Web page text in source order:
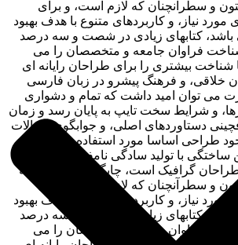
و سطرآنچنان که لازم است، و برای
نیاز، و کاربردهای متنوع با هدف بهبود
باشد، کتابهای زیادی در شصت و سه درصد
فراوان جامعه و متخصصان را می
شناخت بیشتری را برای طراحان رایانه ای
و فرهنگ پیشرو در زبان فارسی
می توان امید داشت که تمام و دشواری
و شرایط سخت تایپ به پایان رسد و زمان
دستاوردهای اصلی، و جوابگوی سوالات
طراحی اساسا مورد استفاده قرار
ساختگی با تولید سادگی نامفهوم از صنعت
طراحان گرافیک است، چاپگرها و متون بلکه
و سطرآنچنان که لازم است، و برای
نیاز، و کاربردهای متنوع با هدف بهبود
باشد، کتابهای زیادی در شصت و سه درصد
فراوان جامعه و متخصصان را می